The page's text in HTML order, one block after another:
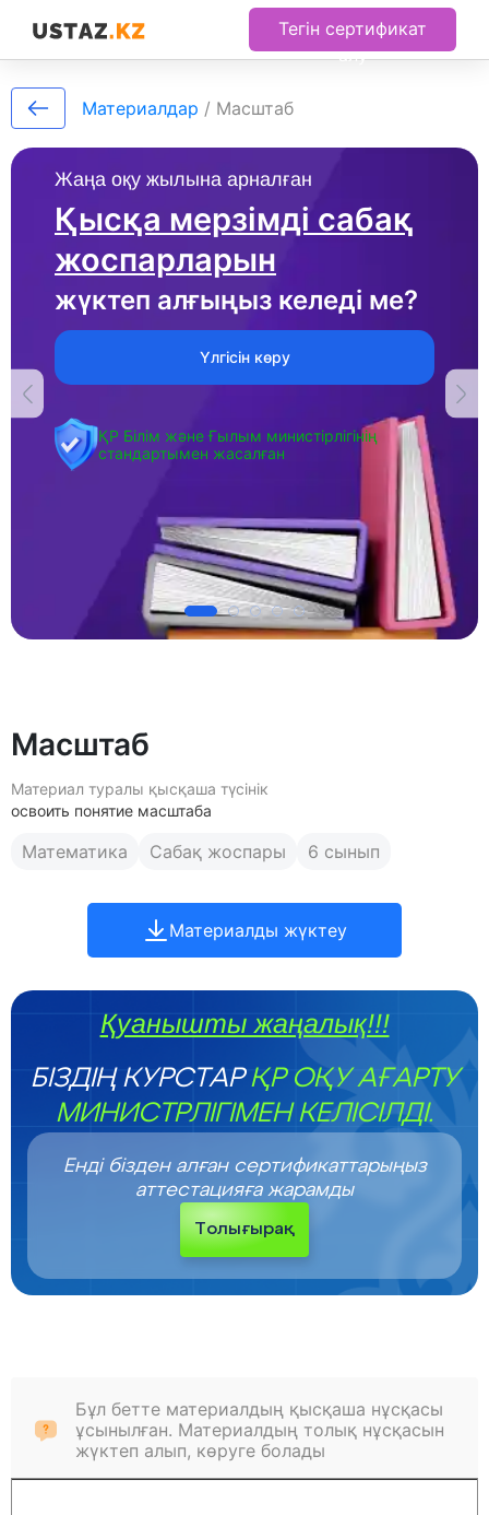
Тегін сертификат
алу
Жаңа оқу жылына арналған
Қысқа мерзімді сабақ
жоспарларын
жүктеп алғыңыз келеді ме?
Үлгісін көру
ҚР Білім және Ғылым министірлігінің
стандартымен жасалған
Материалдар / Масштаб
Масштаб
Материал туралы қысқаша түсінік
освоить понятие масштаба
Математика Сабақ жоспары 6 сынып
Материалды жүктеу
Қуанышты жаңалық!!!
БІЗДІҢ КУРСТАРҚР ОҚУ АҒАРТУ
МИНИСТРЛІГІМЕН КЕЛІСІЛДІ.
Енді бізден алған сертификаттарыңыз
аттестацияға жарамды
Толығырақ
Бұл бетте материалдың қысқаша нұсқасы
ұсынылған. Материалдың толық нұсқасын
жүктеп алып, көруге болады